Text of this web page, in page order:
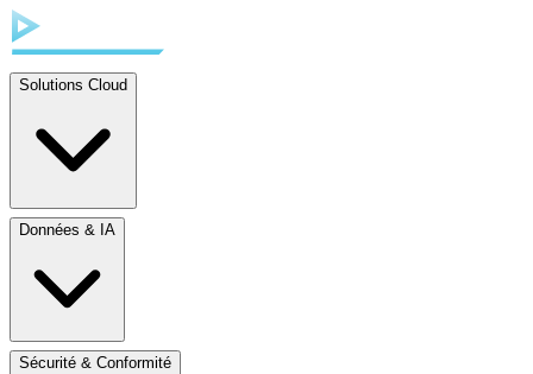
Solutions Cloud
Données & IA
Sécurité & Conformité